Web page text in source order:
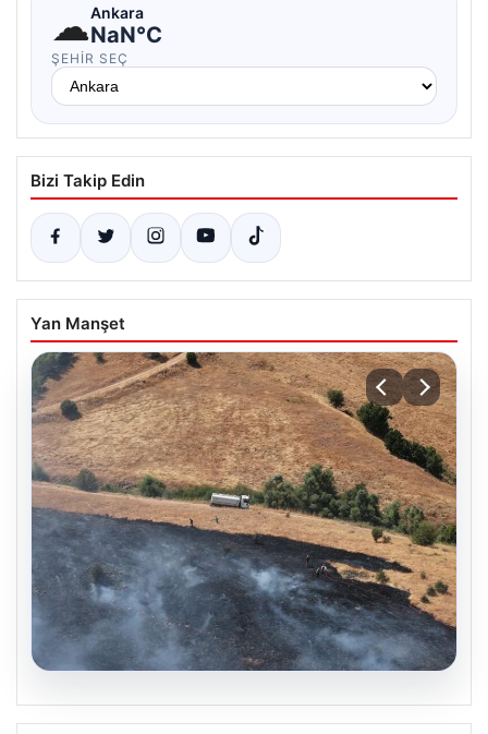
☁Ankara
NaN°C
ŞEHIR SEÇ
Bizi Takip Edin
Yan Manşet
05.08.2026